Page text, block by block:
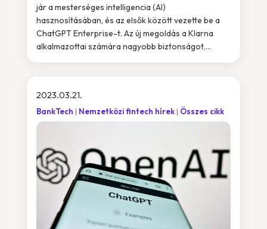
jár a mesterséges intelligencia (AI)
hasznosításában, és az elsők között vezette be a
ChatGPT Enterprise-t. Az új megoldás a Klarna
alkalmazottai számára nagyobb biztonságot,...
2023.03.21.
BankTech Nemzetközi fintech hírek Összes cikk